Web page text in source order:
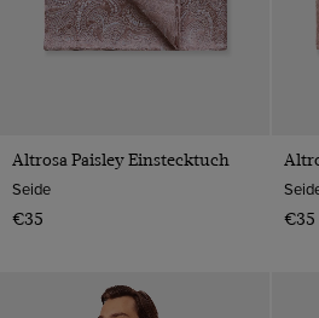
Altrosa Paisley Einstecktuch
Seide
€35
€35